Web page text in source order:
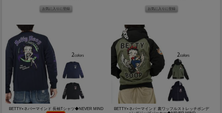
BETTY×ネバーマインド 長袖Tシャツ◆NEVER MIND
BETTY×ネバーマインド 裏ワッフルストレッチボンデ